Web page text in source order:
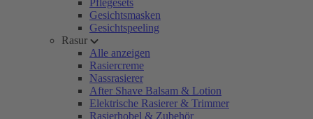
Pflegesets
Gesichtsmasken
Gesichtspeeling
Rasur
Alle anzeigen
Rasiercreme
Nassrasierer
After Shave Balsam & Lotion
Elektrische Rasierer & Trimmer
Rasierhobel & Zubehör